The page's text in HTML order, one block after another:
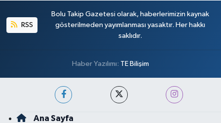
RSS
Bolu Takip Gazetesi olarak, haberlerimizin kaynak
gösterilmeden yayımlanması yasaktır. Her hakkı
saklıdır.
Haber Yazılımı: TE Bilişim
Ana Sayfa